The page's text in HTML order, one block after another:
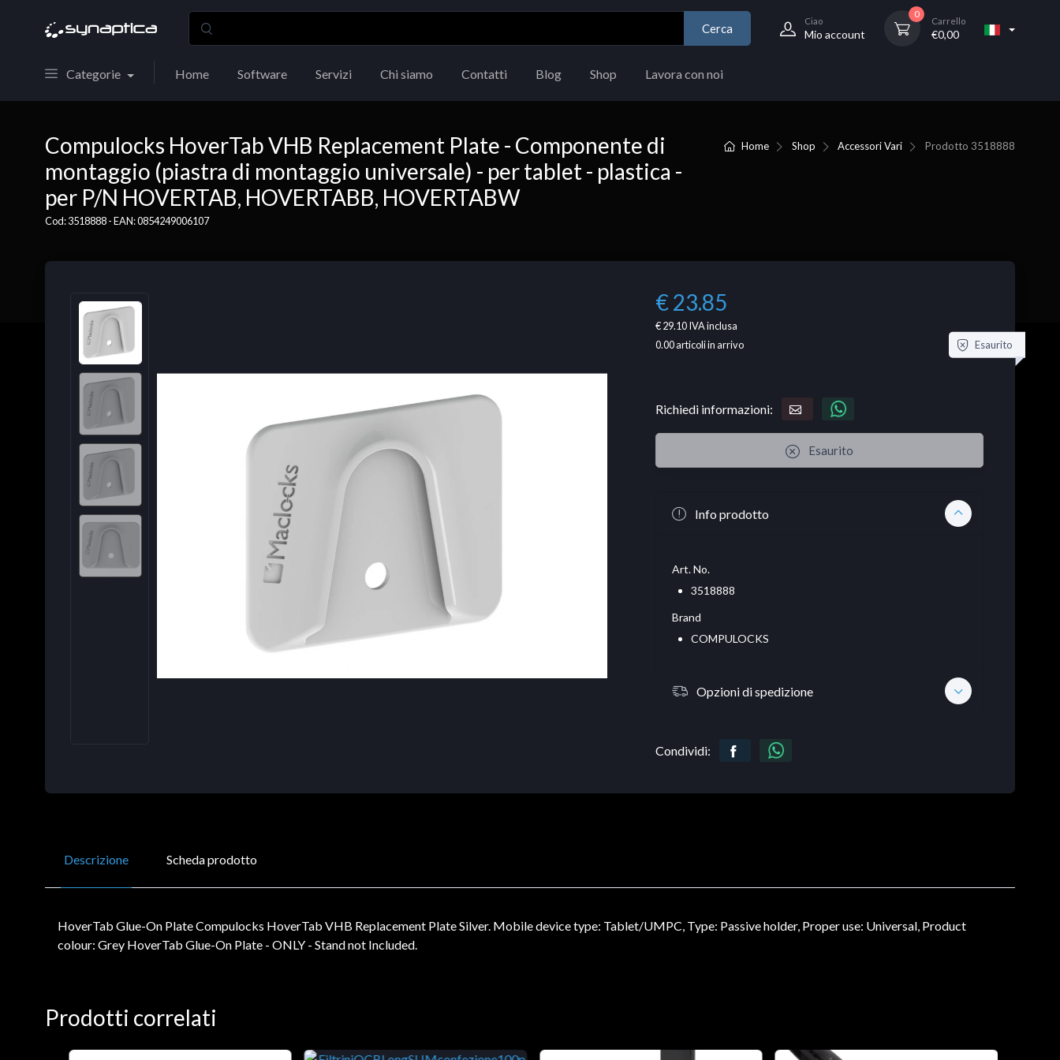
Cerca
Ciao
Mio account
0
Carrello
€0,00
Categorie Home Software Servizi Chi siamo Contatti Blog Shop Lavora con noi
Home Shop Accessori Vari Prodotto 3518888
Compulocks HoverTab VHB Replacement Plate - Componente di
montaggio (piastra di montaggio universale) - per tablet - plastica -
per P/N HOVERTAB, HOVERTABB, HOVERTABW
Cod: 3518888 - EAN: 0854249006107
€ 23.85
€ 29.10IVA inclusa
0.00articoli in arrivo Esaurito
Richiedi informazioni:
Esaurito
Info prodotto
Art. No.
3518888
Brand
COMPULOCKS
Opzioni di spedizione
Condividi:
Descrizione Scheda prodotto
HoverTab Glue-On Plate Compulocks HoverTab VHB Replacement Plate Silver. Mobile device type: Tablet/UMPC, Type: Passive holder, Proper use: Universal, Product
colour: Grey HoverTab Glue-On Plate - ONLY - Stand not Included.
Prodotti correlati